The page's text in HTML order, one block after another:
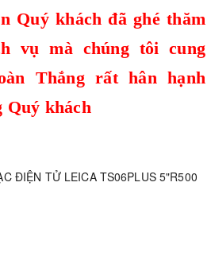
Quý khách đã ghé thăm
vụ mà chúng tôi cung
Thắngrất hân hạnh
Quý khách
ĐIỆN TỬ LEICA TS06PLUS 5"R500